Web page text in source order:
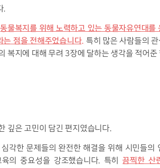
.
동물복지를 위해 노력하고 있는 동물자유연대를
는 점을 전해주었습니다. 특히 많은 사람들의
복지에 대해 무려 3장에 달하는 생각을 적어
깊은 고민이 담긴 편지였습니다.
각한 문제들의 완전한 해결을 위해 시민들의
의 중요성을 강조했습니다. 특히끔찍한 산